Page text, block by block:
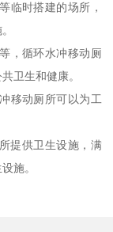
临时搭建的场所，
，循环水冲移动厕
卫生和健康。
移动厕所可以为工
提供卫生设施，满
施。